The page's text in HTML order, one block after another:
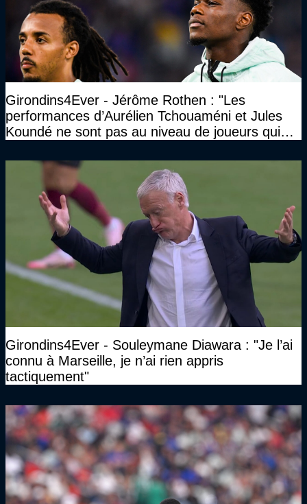
Girondins4Ever - Jérôme Rothen : "Les
performances d’Aurélien Tchouaméni et Jules
Koundé ne sont pas au niveau de joueurs qui
Girondins4Ever - Souleymane Diawara : "Je l’ai
connu à Marseille, je n’ai rien appris
tactiquement"